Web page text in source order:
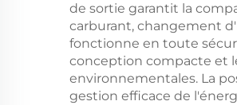
de sortie garantit la
carburant, changement
fonctionne en toute
conception compacte et
environnementales. La
gestion efficace de